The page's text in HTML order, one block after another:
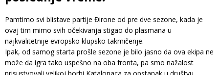
Pamtimo svi blistave partije Đirone od pre dve sezone, kada je
ovaj tim mimo svih očekivanja stigao do plasmana u
najkvalitetnije evropsko klupsko takmičenje.
Ipak, od samog starta prošle sezone je bilo jasno da ova ekipa ne
može da igra tako uspešno na oba fronta, pa smo nažalost